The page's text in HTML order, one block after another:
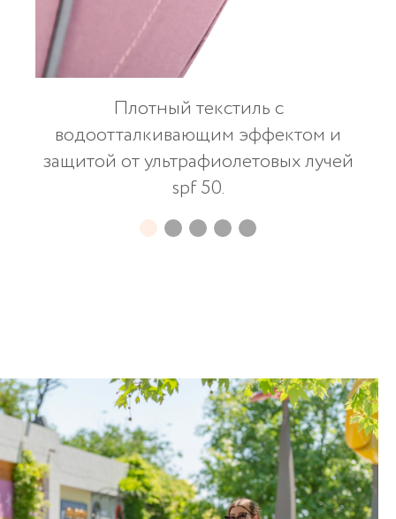
Плотный текстиль с
водоотталкивающим эффектом и
защитой от ультрафиолетовых лучей
spf 50.